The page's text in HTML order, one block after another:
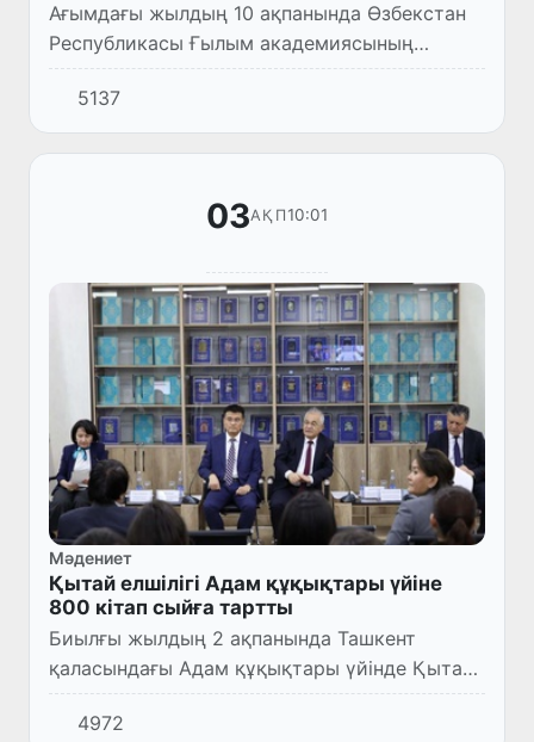
Ағымдағы жылдың 10 ақпанында Өзбекстан
Республикасы Ғылым академиясының
Мемлекеттік және құқық институтында
маңызды рухани-ағартушылық іс-шара өтті.
5137
03АҚП10:01
Мәдениет
Қытай елшілігі Адам құқықтары үйіне
800 кітап сыйға тартты
Биылғы жылдың 2 ақпанында Ташкент
қаласындағы Адам құқықтары үйінде Қытай
Халық Республикасының Төрағасы Си
Цзиньпиннің өзбек тілінде жарық көрген
4972